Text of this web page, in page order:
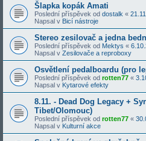
Šlapka kopák Amati
Poslední příspěvek od dostalk «
Napsal v Bicí nástroje
Stereo zesilovač a jedna
Poslední příspěvek od Mektys «
Napsal v Zesilovače a reproboxy
Osvětlení pedalboardu (pro
Poslední příspěvek od rotten77 «
Napsal v Kytarové efekty
8.11. - Dead Dog Legacy +
Tibet/Olomouc)
Poslední příspěvek od rotten77 «
Napsal v Kulturní akce